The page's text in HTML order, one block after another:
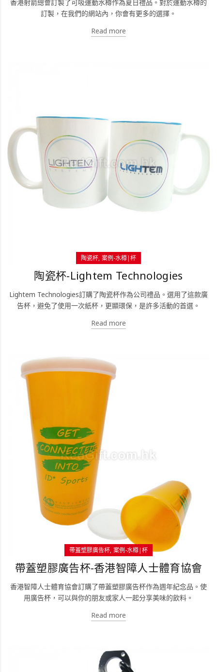
香港射箭總會訂製了可吸運動水樽作為夏日禮品。對於運動水樽的
訂製，在我們的網站內，你會有更多的選擇。
Read more
陶瓷杯 案例-水樽|杯
陶瓷杯-Lightem Technologies
Lightem Technologies訂購了陶瓷杯作為公司禮品。選用了這款廣
告杯，避免了使用一次紙杯，更顯環保，是許多活動的首選。
Read more
帶蓋塑膠廣告杯 案例-水樽|杯
帶蓋塑膠廣告杯-香港智障人士體育協會
香港智障人士體育協會訂購了帶蓋塑膠廣告杯作為週年紀念品。使
用廣告杯，可以與你的朋友或家人一起分享美味的飲料。
Read more